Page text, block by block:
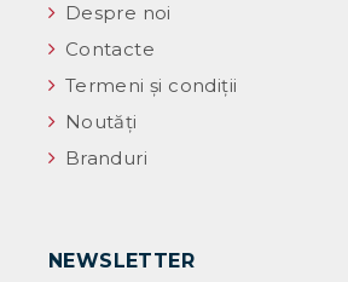
Despre noi
Contacte
Termeni și condiții
Noutăţi
Branduri
NEWSLETTER